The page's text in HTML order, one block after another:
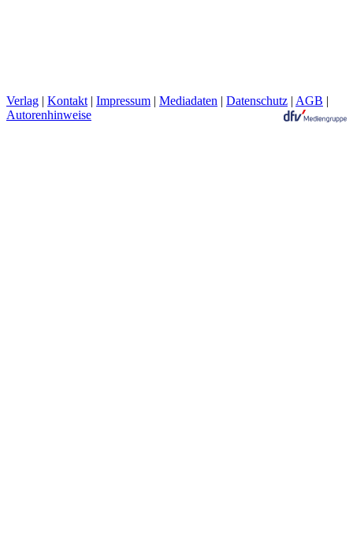
Verlag | Kontakt | Impressum | Mediadaten | Datenschutz | AGB |
Autorenhinweise